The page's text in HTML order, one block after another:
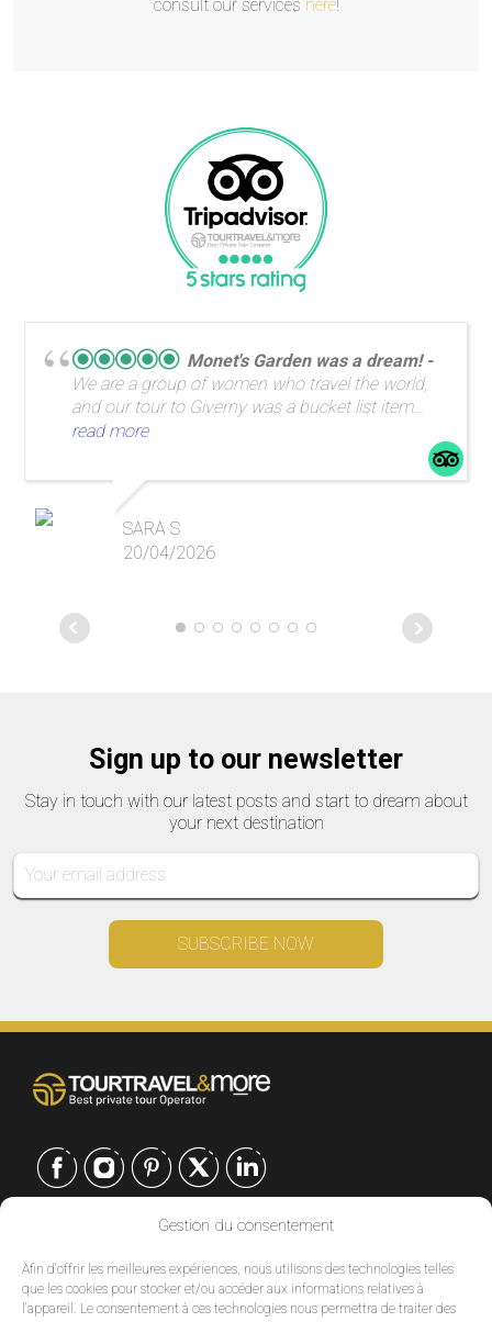
Gestion du consentement
Afin d'offrir les meilleures expériences, nous utilisons des technologies telles
que les cookies pour stocker et/ou accéder aux informations relatives à
l'appareil. Le consentement à ces technologies nous permettra de traiter des
consult our services here!
Monet's Garden was a dream!
We are a group of women who travel the world,
and our tour to Giverny was a bucket list item
and made the trip to Paris so special! Highly
read more
SARA S
20/04/2026
Sign up to our newsletter
Stay in touch with our latest posts and start to dream about
your next destination
EUROPE |
USA |